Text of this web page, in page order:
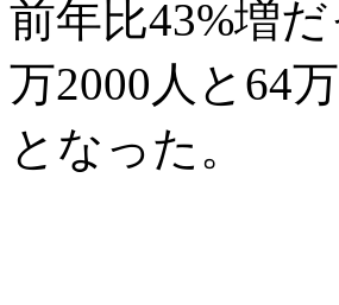
前年比43%増
万2000人と64
となった。